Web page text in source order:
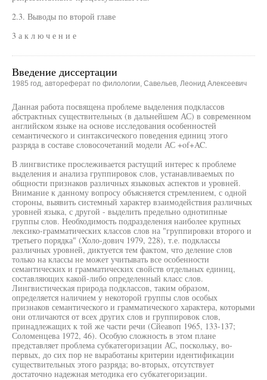
2.3. Выводы по второй главе
3 а к л ю ч е н и е
Введение диссертации
1985 год, автореферат по филологии, Савельев, Леонид Алексеевич
Данная работа посвящена проблеме выделения подклассов
абстрактных существительных (в дальнейшем АС) в современном
английском языке на основе исследования особенностей
семантического и синтаксического поведения единиц этого
разряда в составе словосочетаний модели АС +of+AC.
В лингвистике прослеживается растущий интерес к проблеме
выделения и анализа группировок слов, устанавливаемых по
общности признаков различных языковых аспектов и уровней.
Внимание к данному вопросу объясняется стремлением, с одной
стороны, выявить системный характер взаимодействия различных
уровней языка, с другой - выделить предельно однотипные
группы слов. Необходимость подразделения наиболее крупных
лексико-грамматических классов слов на "группировки второго и
третьего порядка" (Холо-дович 1979, 228), т.е. подклассы
различных уровней, диктуется тем фактом, что деление слов
только на классы не может учитывать все особенности
семантических и грамматических свойств отдельных единиц,
составляющих какой-либо определенный класс слов.
Лингвистическая природа подклассов, таким образом,
определяется наличием у некоторой группы слов особых
признаков семантического и грамматического характера, которыми
они отличаются от всех других слов и группировок слов,
принадлежащих к той же части речи (Сйеавоп 1965, 133-137;
Соломенцева 1972, 46). Особую сложность в этом плане
представляет проблема субкатегоризации АС, поскольку, во-
первых, до сих пор не выработаны критерии идентификации
существительных этого разряда; во-вторых, отсутствует
достаточно надежная методика его субкатегоризации.